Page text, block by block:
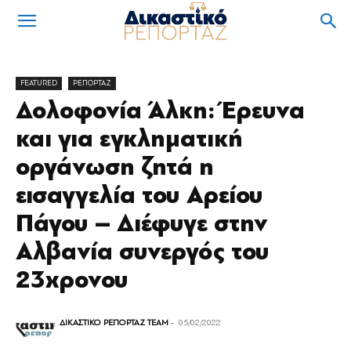
FEATURED ΡΕΠΟΡΤΑΖ
Δολοφονία Άλκη: Έρευνα
και για εγκληματική
οργάνωση ζητά η
εισαγγελία του Αρείου
Πάγου – Διέφυγε στην
Αλβανία συνεργός του
23χρονου
ΔΙΚΑΣΤΙΚΟ ΡΕΠΟΡΤΑΖ TEAM - 05/02/2022